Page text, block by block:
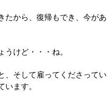
たから、復帰もでき、今があ
けど・・・ね。
、そして雇ってくださってい
ます。